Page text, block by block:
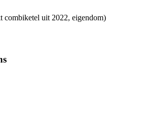
combiketel uit 2022, eigendom)